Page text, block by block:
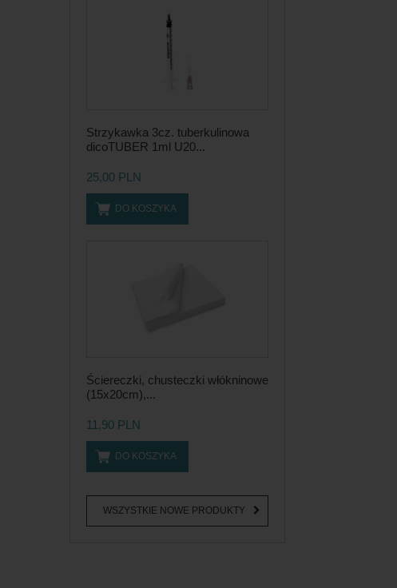
Strzykawka 3cz. tuberkulinowa
dicoTUBER 1ml U20...
25,00 PLN
DO KOSZYKA
Ściereczki, chusteczki włókninowe
(15x20cm),...
11,90 PLN
DO KOSZYKA
WSZYSTKIE NOWE PRODUKTY